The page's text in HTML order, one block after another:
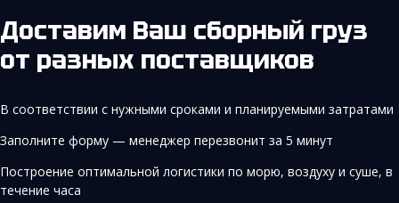
Доставим Ваш сборный груз
от разных поставщиков
В соответствии с нужными сроками и планируемыми затратами
Заполните форму — менеджер перезвонит за 5 минут
Построение оптимальной логистики по морю, воздуху и суше, в
течение часа